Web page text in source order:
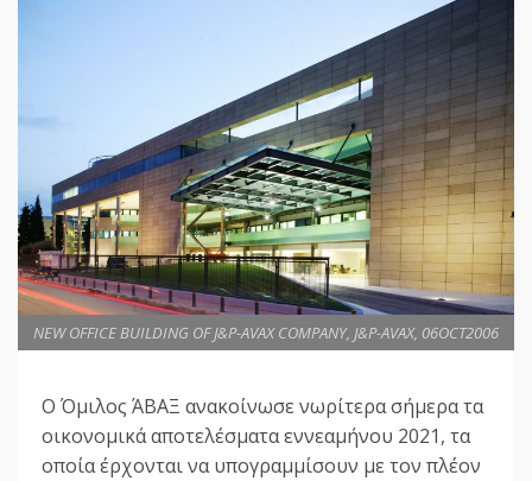
NEW OFFICE BUILDING OF J&P-AVAX COMPANY, J&P-AVAX, 06OCT2006
Ο Όμιλος ΆΒΑΞ ανακοίνωσε νωρίτερα σήμερα τα
οικονομικά αποτελέσματα εννεαμήνου 2021, τα
οποία έρχονται να υπογραμμίσουν με τον πλέον